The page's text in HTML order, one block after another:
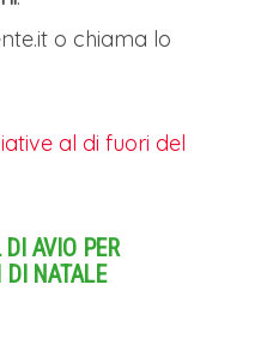
o chiama lo
al di fuori del
AVIO PER
NATALE